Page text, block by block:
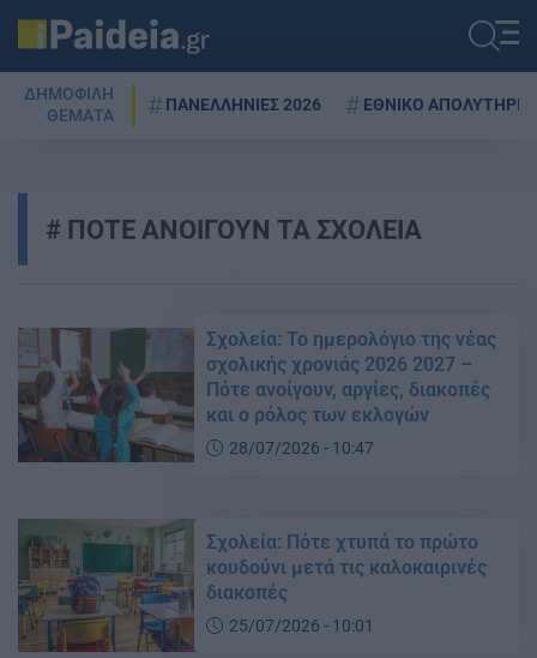
ΔΗΜΟΦΙΛΗ
ΘΕΜΑΤΑ
ΠΑΝΕΛΛΗΝΙΕΣ 2026 ΕΘΝΙΚΟ ΑΠΟΛΥΤΗΡΙΟ
ΠΟΤΕ ΑΝΟΙΓΟΥΝ ΤΑ ΣΧΟΛΕΙΑ
Σχολεία: Το ημερολόγιο της νέας
σχολικής χρονιάς 2026 2027 –
Πότε ανοίγουν, αργίες, διακοπές
και ο ρόλος των εκλογών
28/07/2026 - 10:47
Σχολεία: Πότε χτυπά το πρώτο
κουδούνι μετά τις καλοκαιρινές
διακοπές
25/07/2026 - 10:01